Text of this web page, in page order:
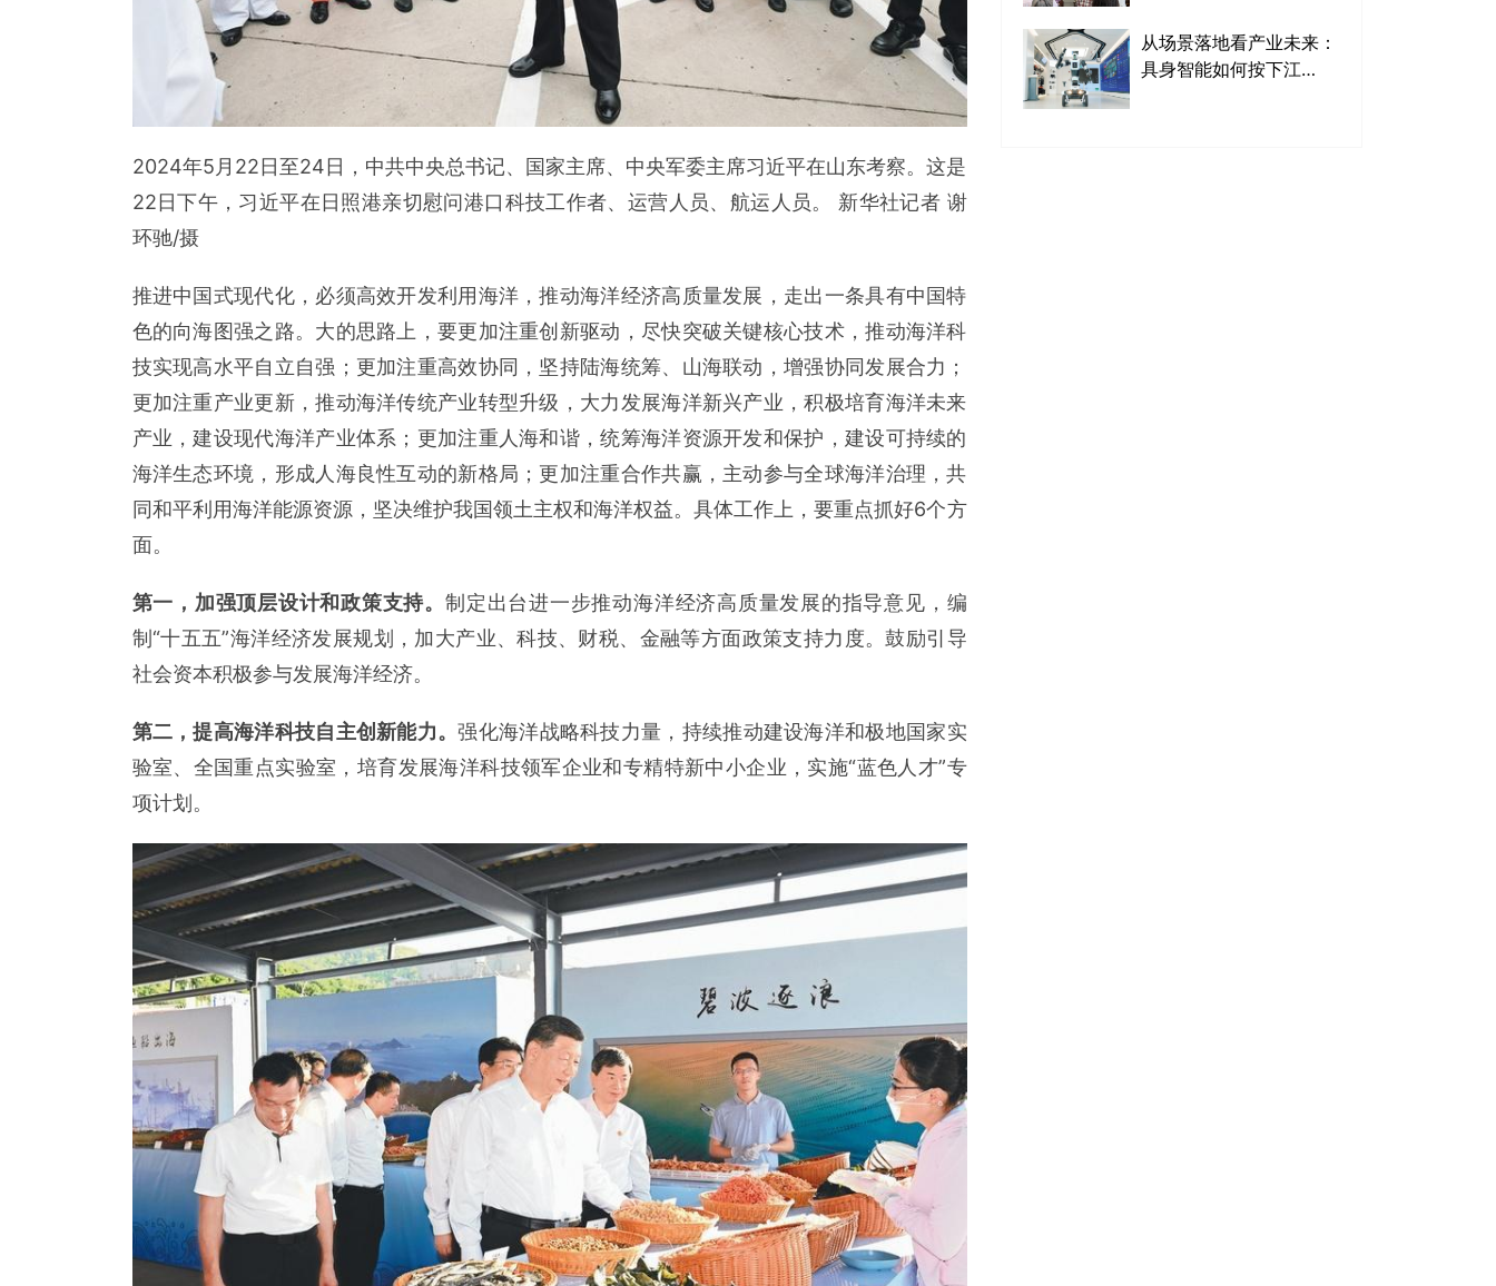
2024年5月22日至24日，中共中央总书记、国家主席、中央军委主席习近平在山东考察。这是
22日下午，习近平在日照港亲切慰问港口科技工作者、运营人员、航运人员。 新华社记者 谢
环驰/摄
推进中国式现代化，必须高效开发利用海洋，推动海洋经济高质量发展，走出一条具有中国特
色的向海图强之路。大的思路上，要更加注重创新驱动，尽快突破关键核心技术，推动海洋科
技实现高水平自立自强；更加注重高效协同，坚持陆海统筹、山海联动，增强协同发展合力；
更加注重产业更新，推动海洋传统产业转型升级，大力发展海洋新兴产业，积极培育海洋未来
产业，建设现代海洋产业体系；更加注重人海和谐，统筹海洋资源开发和保护，建设可持续的
海洋生态环境，形成人海良性互动的新格局；更加注重合作共赢，主动参与全球海洋治理，共
同和平利用海洋能源资源，坚决维护我国领土主权和海洋权益。具体工作上，要重点抓好6个方
面。
第一，加强顶层设计和政策支持。制定出台进一步推动海洋经济高质量发展的指导意见，编
制“十五五”海洋经济发展规划，加大产业、科技、财税、金融等方面政策支持力度。鼓励引导
社会资本积极参与发展海洋经济。
第二，提高海洋科技自主创新能力。强化海洋战略科技力量，持续推动建设海洋和极地国家实
验室、全国重点实验室，培育发展海洋科技领军企业和专精特新中小企业，实施“蓝色人才”专
项计划。
从场景落地看产业未来：
具身智能如何按下江